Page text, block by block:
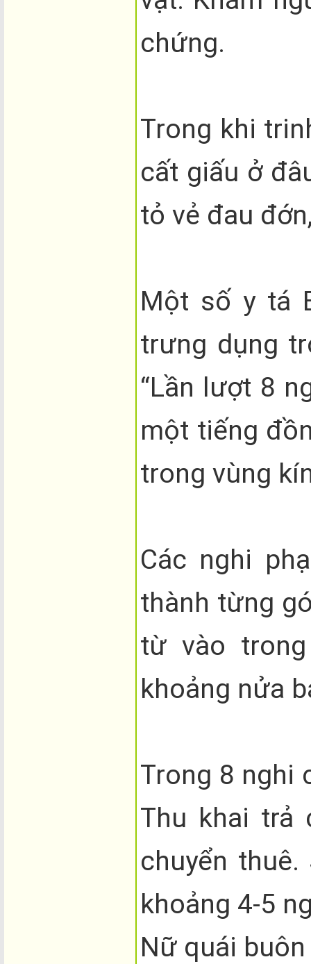
chứng.
Trong khi
cất giấu ở
tỏ vẻ đau
Một số y tá
trưng dụng
“Lần lượt 8
một tiếng
trong vùng
Các nghi
thành từng
từ vào
khoảng nửa
Trong 8 nghi
Thu khai trả
chuyển
khoảng 4-5
Nữ quái buôn